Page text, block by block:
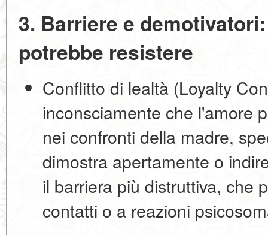
3. Barriere e
potrebbe resistere
Conflitto di lealtà (Loyalty
inconsciamente che l'amore
nei confronti della madre,
dimostra apertamente o
il barriera più distruttiva, che
contatti o a reazioni